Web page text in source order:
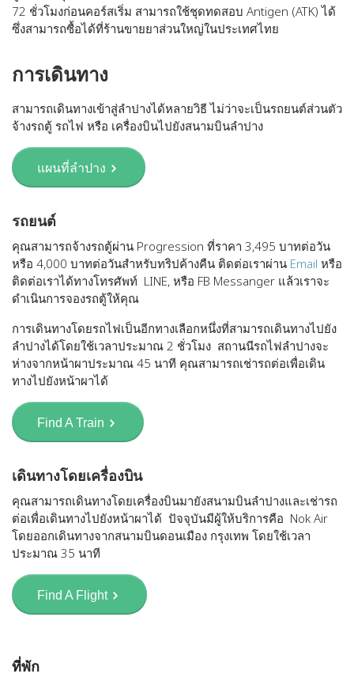
72 ชั่วโมงก่อนคอร์สเริ่ม สามารถใช้ชุดทดสอบ Antigen (ATK) ได้
ซึ่งสามารถซื้อได้ที่ร้านขายยาส่วนใหญ่ในประเทศไทย
การเดินทาง
สามารถเดินทางเข้าสู่ลำปางได้หลายวิธี ไม่ว่าจะเป็นรถยนต์ส่วนตัว
จ้างรถตู้ รถไฟ หรือ เครื่องบินไปยังสนามบินลำปาง
แผนที่ลำปาง
รถยนต์
คุณสามารถจ้างรถตู้ผ่าน Progression ที่ราคา 3,495 บาทต่อวัน
หรือ 4,000 บาทต่อวันสำหรับทริปค้างคืน ติดต่อเราผ่าน Email หรือ
ติดต่อเราได้ทางโทรศัพท์ LINE, หรือ FB Messanger แล้วเราจะ
ดำเนินการจองรถตู้ให้คุณ
การเดินทางโดยรถไฟเป็นอีกทางเลือกหนึ่งที่สามารถเดินทางไปยัง
ลำปางได้โดยใช้เวลาประมาณ 2 ชั่วโมง สถานนีรถไฟลำปางจะ
ห่างจากหน้าผาประมาณ 45 นาที คุณสามารถเช่ารถต่อเพื่อเดิน
ทางไปยังหน้าผาได้
Find A Train
เดินทางโดยเครื่องบิน
คุณสามารถเดินทางโดยเครื่องบินมายังสนามบินลำปางและเช่ารถ
ต่อเพื่อเดินทางไปยังหน้าผาได้ ปัจจุบันมีผู้ให้บริการคือ Nok Air
โดยออกเดินทางจากสนามบินดอนเมือง กรุงเทพ โดยใช้เวลา
ประมาณ 35 นาที
Find A Flight
ที่พัก